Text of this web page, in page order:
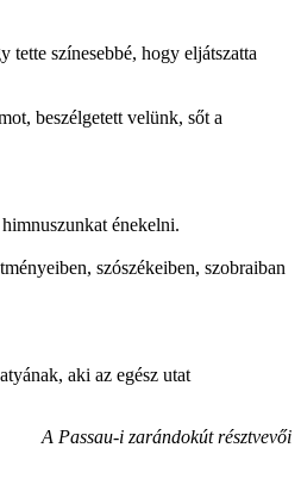
színesebbé, hogy eljátszatta
beszélgetett velünk, sőt a
énekelni.
szószékeiben, szobraiban
aki az egész utat
A Passau-i zarándokút résztvevői